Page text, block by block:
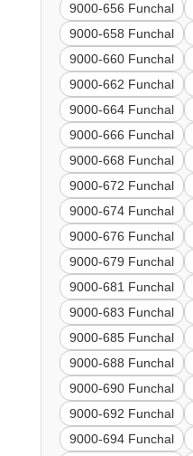
9000-656 Funchal
9000-658 Funchal
9000-660 Funchal
9000-662 Funchal
9000-664 Funchal
9000-666 Funchal
9000-668 Funchal
9000-672 Funchal
9000-674 Funchal
9000-676 Funchal
9000-679 Funchal
9000-681 Funchal
9000-683 Funchal
9000-685 Funchal
9000-688 Funchal
9000-690 Funchal
9000-692 Funchal
9000-694 Funchal